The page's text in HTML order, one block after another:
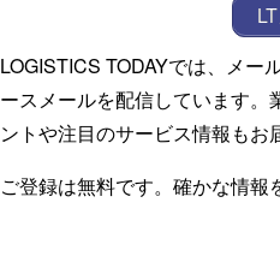
LOGISTICS TODAYでは、メー
ースメールを配信しています
ントや注目のサービス情報もお
ご登録は無料です。確かな情報